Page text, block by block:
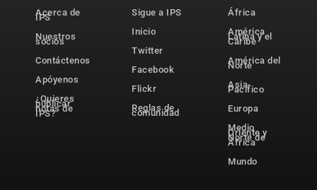
Acerca de
IPS
Nuestros
socios
Contáctenos
Apóyenos
¿Quieres
publicar
notas de
IPS?
Sigue a IPS
Inicio
Twitter
Facebook
Flickr
Reglas de
comunidad
África
América
Latina y el
Caribe
América del
Norte
Asia-
Pacífico
Europa
Medio
Oriente y
Norte de
África
Mundo